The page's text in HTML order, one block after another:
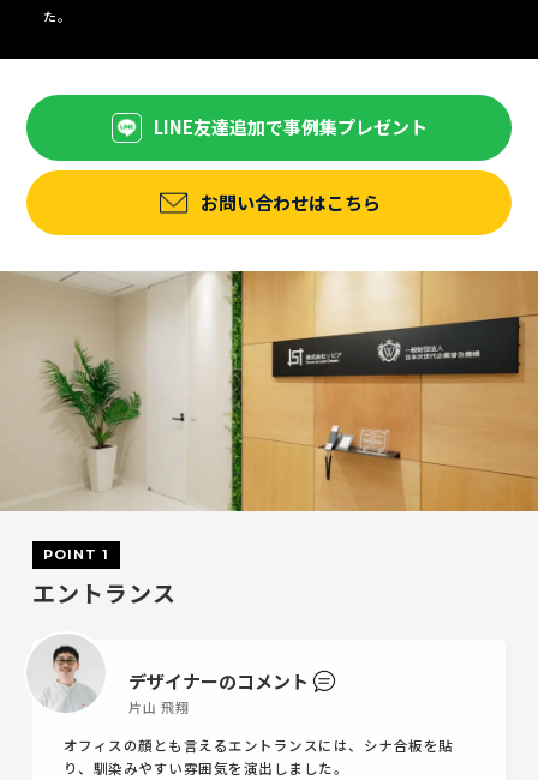
た。
LINE友達追加で事例集プレゼント
お問い合わせはこちら
POINT 1
エントランス
デザイナーのコメント
片山 飛翔
オフィスの顔とも言えるエントランスには、シナ合板を貼
り、馴染みやすい雰囲気を演出しました。